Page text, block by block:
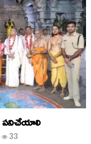
పనిచేయాలి
33